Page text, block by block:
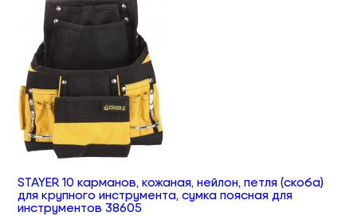
STAYER 10 карманов, кожаная, нейлон, петля (скоба)
для крупного инструмента, сумка поясная для
инструментов 38605